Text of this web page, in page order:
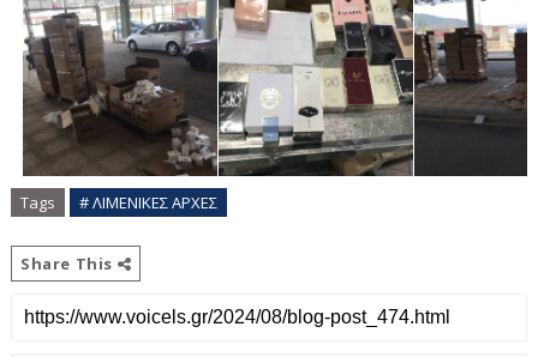
Tags # ΛΙΜΕΝΙΚΕΣ ΑΡΧΕΣ
Share This